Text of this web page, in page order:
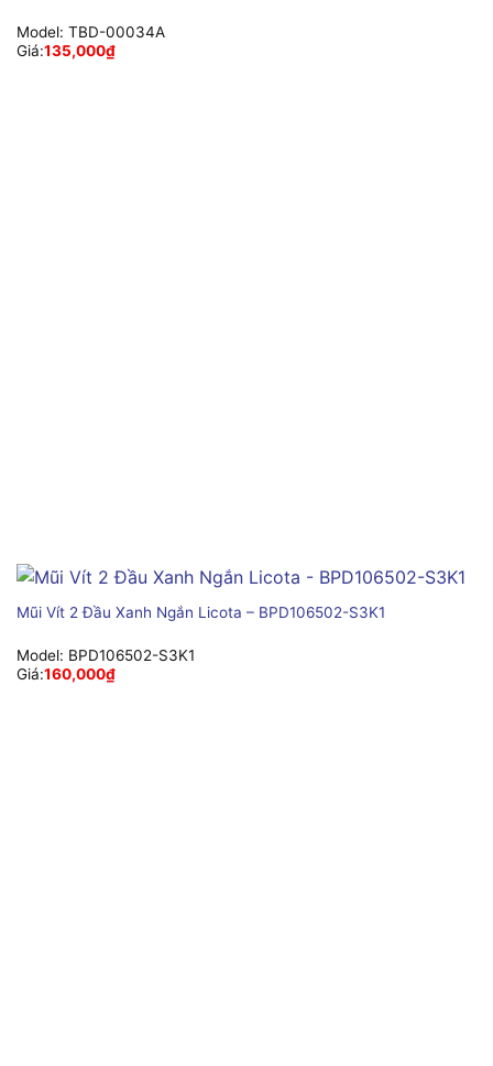
Model: TBD-00034A
Giá:135,000₫
Mũi Vít 2 Đầu Xanh Ngắn Licota – BPD106502-S3K1
Model: BPD106502-S3K1
Giá:160,000₫